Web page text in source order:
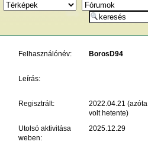
Felhasználónév: BorosD94
Leírás:
Regisztrált:
2022.04.21
volt hetente)
Utolsó aktivitása
weben:
2025.12.29